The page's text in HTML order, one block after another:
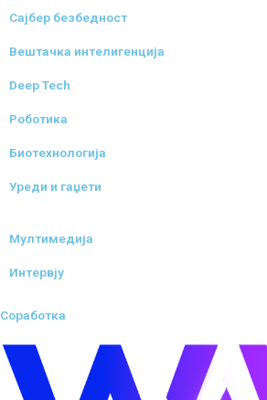
Сајбер безбедност
Вештачка интелигенција
Deep Tech
Роботика
Биотехнологија
Уреди и гаџети
Мултимедија
Интервју
Соработка